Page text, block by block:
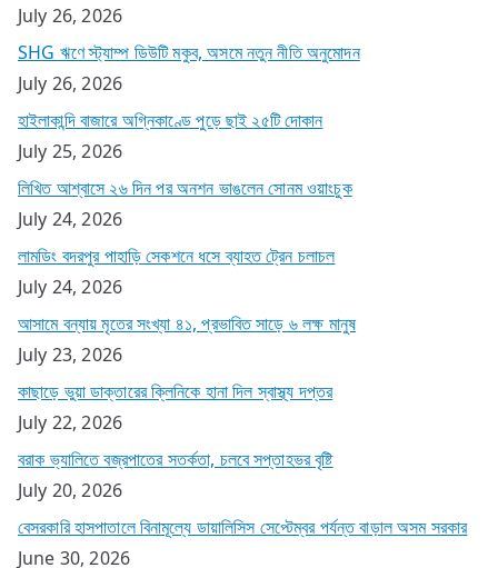
July 26, 2026
SHG ঋণে স্ট্যাম্প ডিউটি মকুব, অসমে নতুন নীতি অনুমোদন
July 26, 2026
হাইলাকান্দি বাজারে অগ্নিকাণ্ডে পুড়ে ছাই ২৫টি দোকান
July 25, 2026
লিখিত আশ্বাসে ২৬ দিন পর অনশন ভাঙলেন সোনম ওয়াংচুক
July 24, 2026
লামডিং বদরপুর পাহাড়ি সেকশনে ধসে ব্যাহত ট্রেন চলাচল
July 24, 2026
আসামে বন্যায় মৃতের সংখ্যা ৪১, প্রভাবিত সাড়ে ৬ লক্ষ মানুষ
July 23, 2026
কাছাড়ে ভুয়া ডাক্তারের ক্লিনিকে হানা দিল স্বাস্থ্য দপ্তর
July 22, 2026
বরাক ভ্যালিতে বজ্রপাতের সতর্কতা, চলবে সপ্তাহভর বৃষ্টি
July 20, 2026
বেসরকারি হাসপাতালে বিনামূল্যে ডায়ালিসিস সেপ্টেম্বর পর্যন্ত বাড়াল অসম সরকার
June 30, 2026